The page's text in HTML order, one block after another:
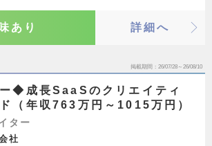
あり 詳細へ
掲載期間 26/07/28～26/08/10
◆成長SaaSのクリエイティ
（年収763万円～1015万円）
ター
社